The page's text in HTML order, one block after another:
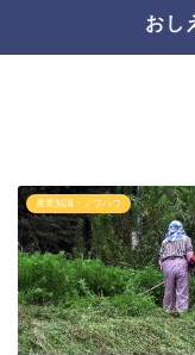
おし
農業知識・ノウハウ